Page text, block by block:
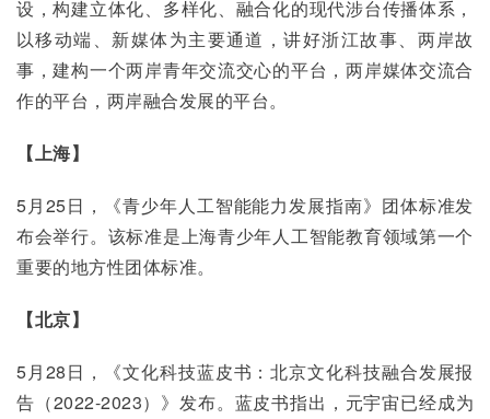
设，构建立体化、多样化、融合化的现代涉台传播体系，
以移动端、新媒体为主要通道，讲好浙江故事、两岸故
事，建构一个两岸青年交流交心的平台，两岸媒体交流合
作的平台，两岸融合发展的平台。
【上海】
5月25日，《青少年人工智能能力发展指南》团体标准发
布会举行。该标准是上海青少年人工智能教育领域第一个
重要的地方性团体标准。
【北京】
5月28日，《文化科技蓝皮书：北京文化科技融合发展报
告（2022-2023）》发布。蓝皮书指出，元宇宙已经成为